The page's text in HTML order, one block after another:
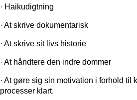
· Haikudigtning
· At skrive dokumentarisk
· At skrive sit livs historie
· At håndtere den indre dommer
· At gøre sig sin motivation i forhold til
processer klart.